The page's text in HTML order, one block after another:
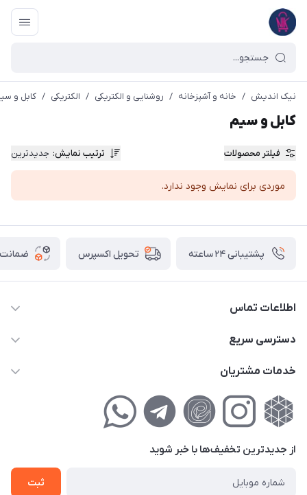
نیک اندیش / خانه و آشپزخانه / روشنایی و الکتریکی / الکتریکی / کابل و
کابل و سیم
فیلتر محصولات ترتیب نمایش: جدیدترین
موردی برای نمایش وجود ندارد.
پشتیبانی ۲۴ ساعته تحویل اکسپرس ضمانت
اطلاعات تماس
02177111474
کوچه گلریز 4 غربی ، پلاک 13
دسترسی سریع
حساب کاربری
لیست محصولات
خدمات مشتریان
راهنمای‌خرید‌آنلاین
حریم خصوصی
فروش‌اقساطی
از جدید‌ترین تخفیف‌ها با‌ خبر شوید
ثبت